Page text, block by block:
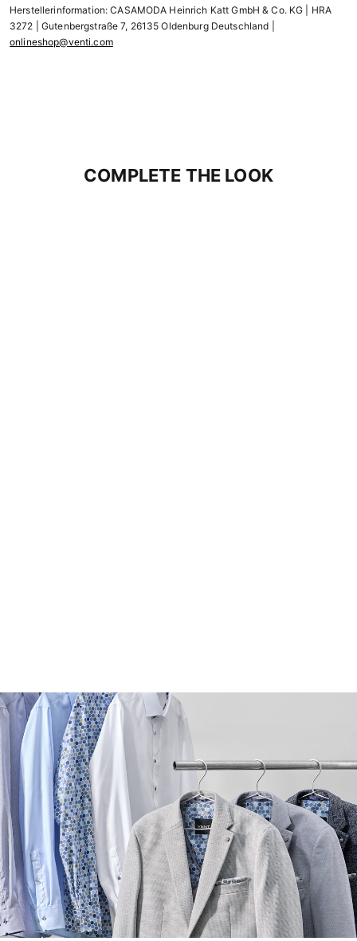
Herstellerinformation: CASAMODA Heinrich Katt GmbH & Co. KG | HRA
3272 | Gutenbergstraße 7, 26135 Oldenburg Deutschland |
onlineshop@venti.com
COMPLETE THE LOOK